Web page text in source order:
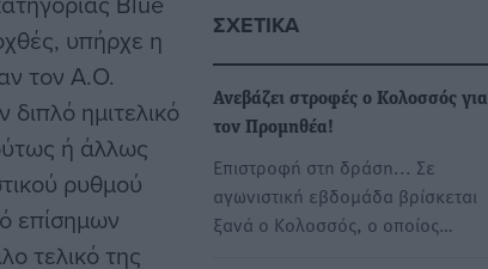
υπήρχε η
τον Α.Ο.
ημιτελικό
ή άλλως
ρυθμού
επίσημων
τελικό της
ΣΧΕΤΙΚΆ
Ανεβάζει στροφές ο Κολοσσός για
τον Προμηθέα!
Επιστροφή στη δράση... Σε
αγωνιστική εβδομάδα βρίσκεται
ξανά ο Κολοσσός, ο οποίος…